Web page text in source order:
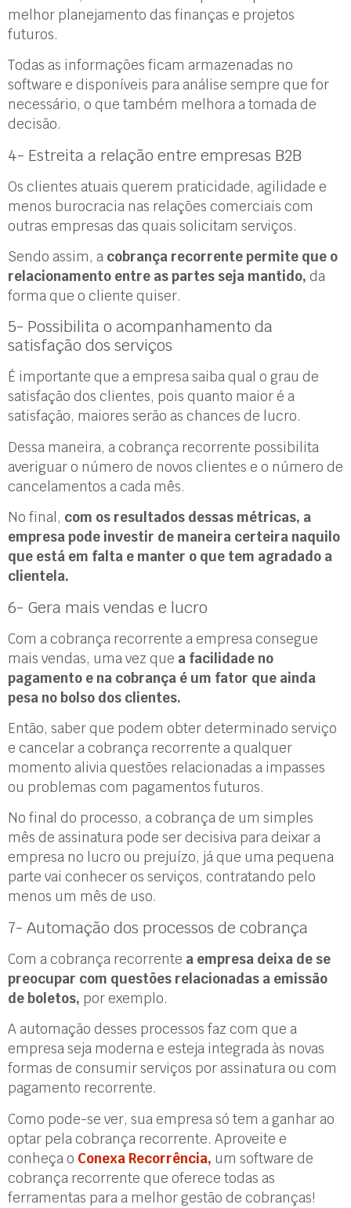
melhor planejamento das finanças e projetos
futuros.
Todas as informações ficam armazenadas no
software e disponíveis para análise sempre que for
necessário, o que também melhora a tomada de
decisão.
4- Estreita a relação entre empresas B2B
Os clientes atuais querem praticidade, agilidade e
menos burocracia nas relações comerciais com
outras empresas das quais solicitam serviços.
Sendo assim, a cobrança recorrente permite que o
relacionamento entre as partes seja mantido, da
forma que o cliente quiser.
5- Possibilita o acompanhamento da
satisfação dos serviços
É importante que a empresa saiba qual o grau de
satisfação dos clientes, pois quanto maior é a
satisfação, maiores serão as chances de lucro.
Dessa maneira, a cobrança recorrente possibilita
averiguar o número de novos clientes e o número de
cancelamentos a cada mês.
No final, com os resultados dessas métricas, a
empresa pode investir de maneira certeira naquilo
que está em falta e manter o que tem agradado a
clientela.
6- Gera mais vendas e lucro
Com a cobrança recorrente a empresa consegue
mais vendas, uma vez que a facilidade no
pagamento e na cobrança é um fator que ainda
pesa no bolso dos clientes.
Então, saber que podem obter determinado serviço
e cancelar a cobrança recorrente a qualquer
momento alivia questões relacionadas a impasses
ou problemas com pagamentos futuros.
No final do processo, a cobrança de um simples
mês de assinatura pode ser decisiva para deixar a
empresa no lucro ou prejuízo, já que uma pequena
parte vai conhecer os serviços, contratando pelo
menos um mês de uso.
7- Automação dos processos de cobrança
Com a cobrança recorrente a empresa deixa de se
preocupar com questões relacionadas a emissão
de boletos, por exemplo.
A automação desses processos faz com que a
empresa seja moderna e esteja integrada às novas
formas de consumir serviços por assinatura ou com
pagamento recorrente.
Como pode-se ver, sua empresa só tem a ganhar ao
optar pela cobrança recorrente. Aproveite e
conheça o Conexa Recorrência, um software de
cobrança recorrente que oferece todas as
ferramentas para a melhor gestão de cobranças!